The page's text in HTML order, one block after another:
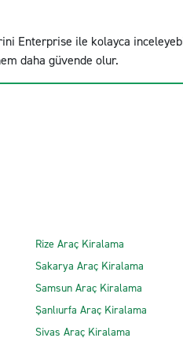
Enterprise ile kolayca
daha güvende olur.
Rize Araç Kiralama
Sakarya Araç Kiralama
Samsun Araç Kiralama
Şanlıurfa Araç Kiralama
Sivas Araç Kiralama